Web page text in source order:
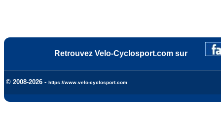
Retrouvez Velo-Cyclosport.com sur
© 2008-2026 - https://www.velo-cyclosport.com